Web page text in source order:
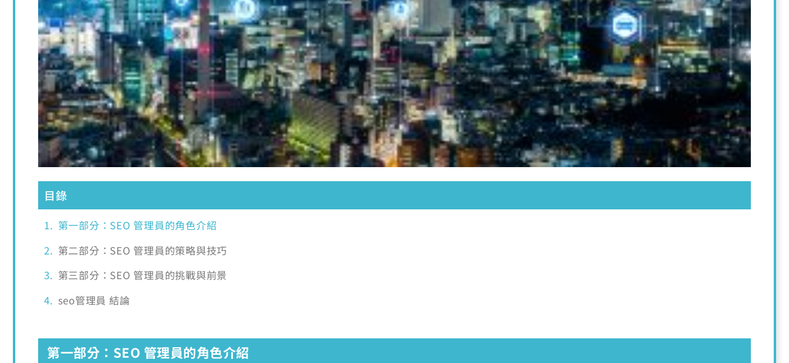
目錄
第一部分：SEO 管理員的角色介紹
第二部分：SEO 管理員的策略與技巧
第三部分：SEO 管理員的挑戰與前景
seo管理員 結論
第一部分：SEO 管理員的角色介紹